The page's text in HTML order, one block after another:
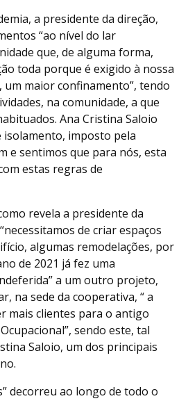
a presidente da direção,
“ao nível do lar
que, de alguma forma,
toda porque é exigido à nossa
maior confinamento”, tendo
na comunidade, a que
Ana Cristina Saloio
isolamento, imposto pela
e sentimos que para nós, esta
estas regras de
revela a presidente da
de criar espaços
algumas remodelações, por
de 2021 já fez uma
a um outro projeto,
na sede da cooperativa, “ a
mais clientes para o antigo
sendo este, tal
Saloio, um dos principais
decorreu ao longo de todo o